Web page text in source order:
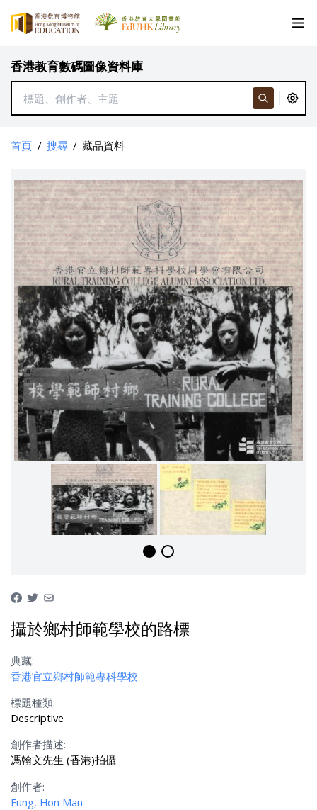
香港教育數碼圖像資料庫
首頁 / 搜尋 / 藏品資料
攝於鄉村師範學校的路標
典藏:
香港官立鄉村師範專科學校
標題種類:
Descriptive
創作者描述:
馮翰文先生 (香港)拍攝
創作者:
Fung, Hon Man